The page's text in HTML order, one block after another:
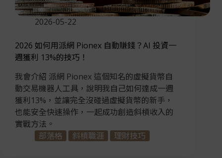
2026-05-22
2026 如何用派網 Pionex 自動賺錢？AI 投資一
週獲利 13%的技巧！
我會介紹 派網 Pionex 這個知名的虛擬貨幣自
動交易機器人工具，說明我自己如何達成一週
獲利13%，並讓完全沒碰過虛擬貨幣的新手，
也能安全快速操作，一起成功創造斜槓收入的
實戰方法。
部落格
斜槓職涯 理財技巧